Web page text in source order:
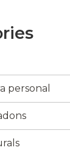
personal